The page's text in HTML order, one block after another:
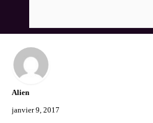
Alien
janvier 9, 2017